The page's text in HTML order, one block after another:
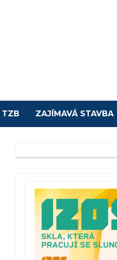
TZB ZAJÍMAVÁ STAVBA